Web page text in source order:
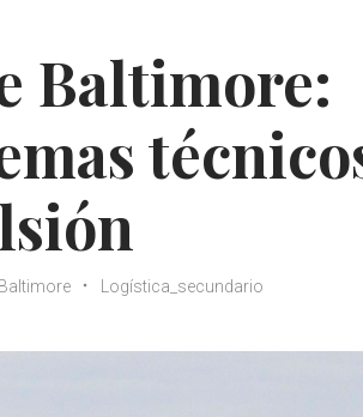
Baltimore:
Logística_secundario